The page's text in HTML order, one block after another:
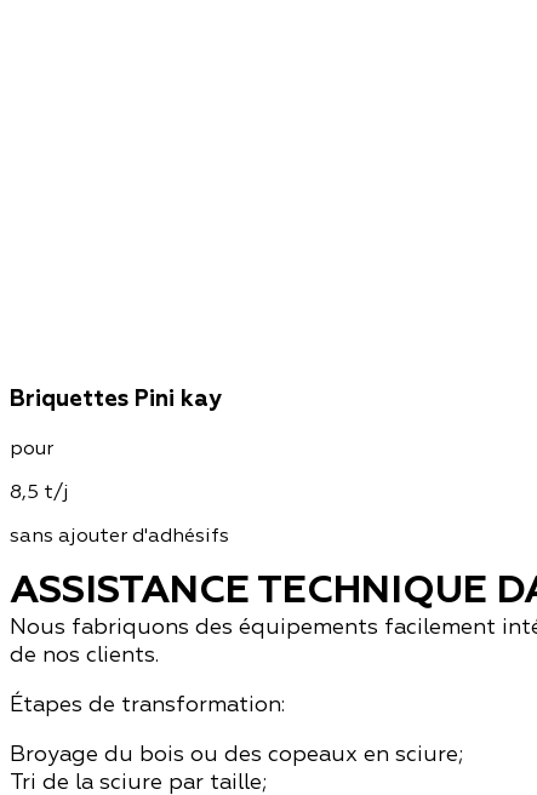
Briquettes Pini kay
pour
8,5 t/j
sans ajouter d'adhésifs
ASSISTANCE TECHNIQUE
Nous fabriquons des équipements facilement
de nos clients.
Étapes de transformation:
Broyage du bois ou des copeaux en sciure;
Tri de la sciure par taille;